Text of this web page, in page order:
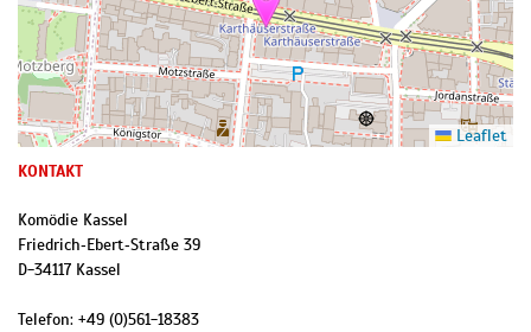
Leaflet
KONTAKT
Komödie Kassel
Friedrich‐Ebert‐Straße 39
D-34117 Kassel
Telefon: +49 (0)561-18383